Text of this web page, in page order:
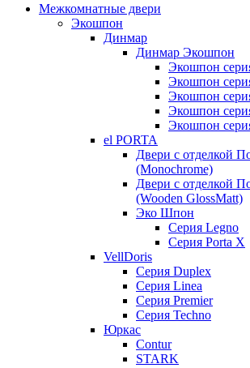
Межкомнатные двери
Экошпон
Динмар
Динмар Экошпон
Экошпон
Экошпон
Экошпон
Экошпон
Экошпон
el PORTA
Двери с отделкой
(Monochrome)
Двери с отделкой
(Wooden GlossMatt)
Эко Шпон
Серия Legno
Серия Porta X
VellDoris
Серия Duplex
Серия Linea
Серия Premier
Серия Techno
Юркас
Contur
STARK